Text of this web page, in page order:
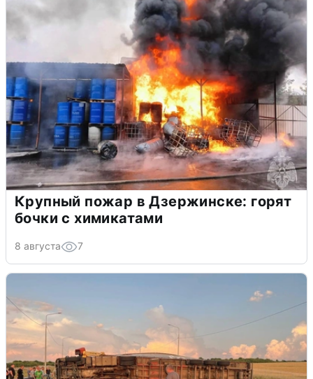
Крупный пожар в Дзержинске: горят
бочки с химикатами
8 августа 7